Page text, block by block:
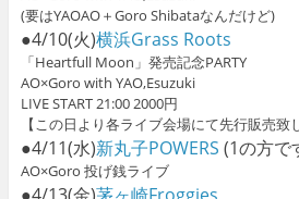
(要はYAOAO＋Goro Shibataなんだけど)
●4/10(火)横浜Grass Roots
「Heartfull Moon」発売記念PARTY
AO×Goro with YAO,Esuzuki
LIVE START 21:00 2000円
【この日より各ライブ会場にて先行販売致
●4/11(水)新丸子POWERS (1の方で
AO×Goro 投げ銭ライブ